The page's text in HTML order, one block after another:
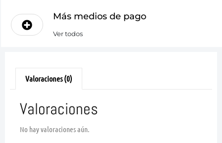
Más medios de pago
Ver todos
Valoraciones (0)
Valoraciones
No hay valoraciones aún.